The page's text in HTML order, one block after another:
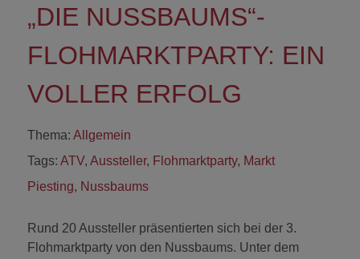
„DIE NUSSBAUMS“-
FLOHMARKTPARTY: EIN
VOLLER ERFOLG
Thema: Allgemein
Tags: ATV, Aussteller, Flohmarktparty, Markt
Piesting, Nussbaums
Rund 20 Aussteller präsentierten sich bei der 3.
Flohmarktparty von den Nussbaums. Unter dem